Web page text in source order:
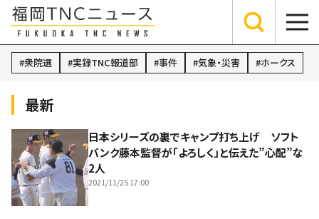
衆院選 実録TNC報道部 事件 気象・災害 ホークス
最新
日本シリーズの裏でキャンプ打ち上げ ソフト
バンク藤本監督が「よろしく」と伝えた”心配”な
2人
2021/11/25 17:00